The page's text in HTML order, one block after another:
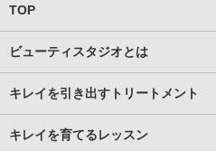
TOP
ビューティスタジオとは
キレイを引き出すトリートメント
キレイを育てるレッスン